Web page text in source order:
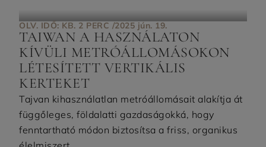
OLV. IDŐ: KB. 2 PERC /2025 jún. 19.
TAIWAN A HASZNÁLATON
KÍVÜLI METRÓÁLLOMÁSOKON
LÉTESÍTETT VERTIKÁLIS
KERTEKET
Tajvan kihasználatlan metróállomásait alakítja át
függőleges, földalatti gazdaságokká, hogy
fenntartható módon biztosítsa a friss, organikus